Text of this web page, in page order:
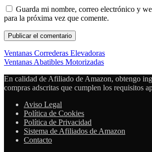
Guarda mi nombre, correo electrónico y
para la próxima vez que comente.
Ventanas Correderas Elevadoras
Ventanas Abatibles Motorizadas
En calidad de Afiliado de Amazon, obtengo
compras adscritas que cumplen los requisitos
Aviso Legal
Política de Cookies
Política de Privacidad
Sistema de Afiliados de Amazon
Contacto